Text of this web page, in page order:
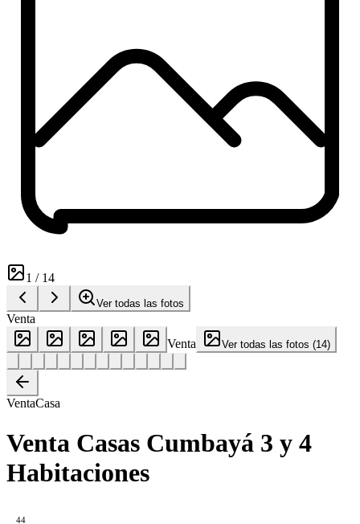
1 / 14
Ver todas las fotos
Venta
Venta
Ver todas las fotos (14)
VentaCasa
Venta Casas Cumbayá 3 y 4
Habitaciones
44